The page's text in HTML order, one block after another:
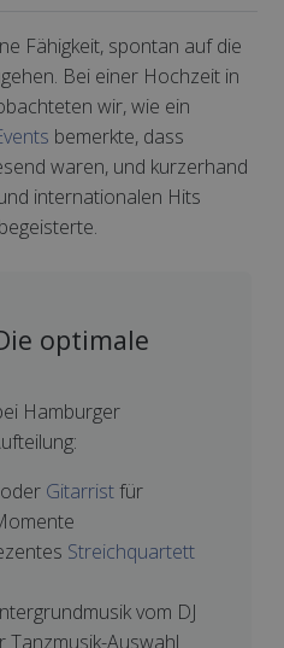
Fähigkeit, spontan auf die
Bei einer Hochzeit in
wir, wie ein
bemerkte, dass
waren, und kurzerhand
internationalen Hits
optimale
Hamburger
oder Gitarristfür
Streichquartett
vom DJ
Tanzmusik-Auswahl